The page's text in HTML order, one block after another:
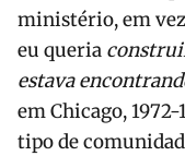
ministério, em
eu queria
estava
em Chicago,
tipo de